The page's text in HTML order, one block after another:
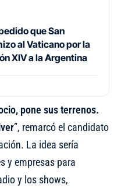
que San
al Vaticano por la
XIV a la Argentina
pone sus terrenos.
”, remarcó el candidato
La idea sería
y empresas para
y los shows,